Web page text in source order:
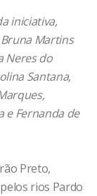
iniciativa,
Martins
Neres do
Santana,
e Fernanda de
Preto,
rios Pardo